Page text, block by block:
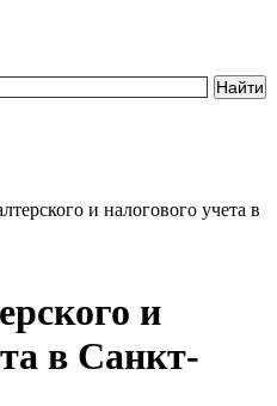
и налогового учета в
и
в Санкт-